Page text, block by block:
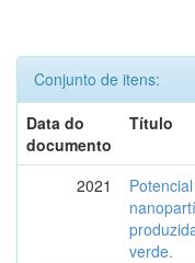
Conjunto de itens:
Data do
documento
Título
2021
verde.